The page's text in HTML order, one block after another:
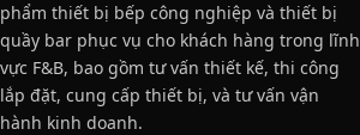
phẩm thiết bị bếp công nghiệp và thiết bị
quầy bar phục vụ cho khách hàng trong lĩnh
vực F&B, bao gồm tư vấn thiết kế, thi công
lắp đặt, cung cấp thiết bị, và tư vấn vận
hành kinh doanh.